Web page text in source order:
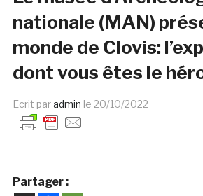
nationale (MAN)
monde de Clovis:
dont vous êtes le
Ecrit paradmin le 20/10/2022
Partager :